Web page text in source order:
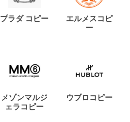
プラダ コピー
エルメスコピ
ー
メゾンマルジ
ェラコピー
ウブロコピー